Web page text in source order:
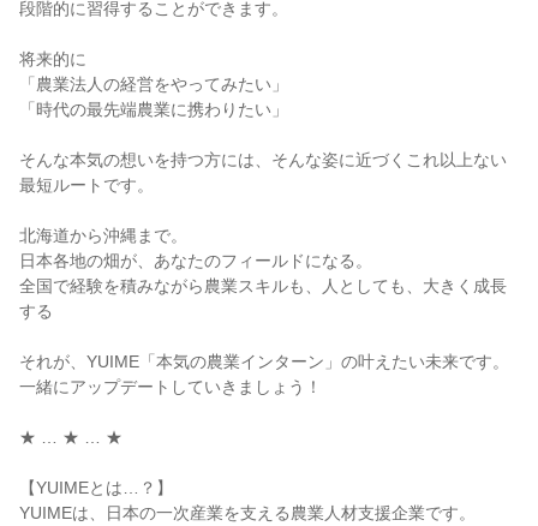
段階的に習得することができます。
将来的に
「農業法人の経営をやってみたい」
「時代の最先端農業に携わりたい」
そんな本気の想いを持つ方には、そんな姿に近づくこれ以上ない
最短ルートです。
北海道から沖縄まで。
日本各地の畑が、あなたのフィールドになる。
全国で経験を積みながら農業スキルも、人としても、大きく成長
する
それが、YUIME「本気の農業インターン」の叶えたい未来です。
一緒にアップデートしていきましょう！
★ … ★ … ★
【YUIMEとは…？】
YUIMEは、日本の一次産業を支える農業人材支援企業です。